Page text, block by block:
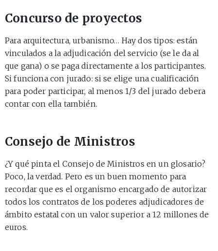
Concurso de proyectos
Para arquitectura, urbanismo… Hay dos tipos: están
vinculados a la adjudicación del servicio (se le da al
que gana) o se paga directamente a los participantes.
Si funciona con jurado: si se elige una cualificación
para poder participar, al menos 1/3 del jurado debera
contar con ella también.
Consejo de Ministros
¿Y qué pinta el Consejo de Ministros en un glosario?
Poco, la verdad. Pero es un buen momento para
recordar que es el organismo encargado de autorizar
todos los contratos de los poderes adjudicadores de
ámbito estatal con un valor superior a 12 millones de
euros.